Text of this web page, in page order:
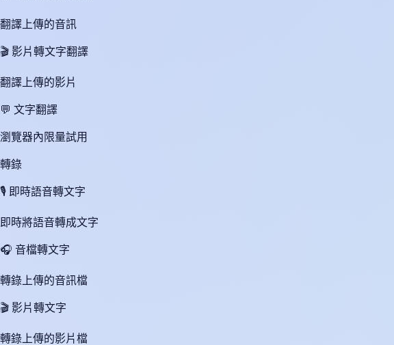
翻譯上傳的音訊
🎬 影片轉文字翻譯
翻譯上傳的影片
💬 文字翻譯
瀏覽器內限量試用
轉錄
🎙️ 即時語音轉文字
即時將語音轉成文字
🎧 音檔轉文字
轉錄上傳的音訊檔
🎬 影片轉文字
轉錄上傳的影片檔